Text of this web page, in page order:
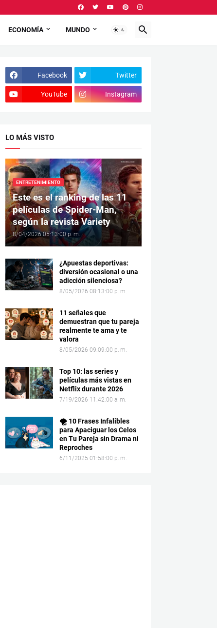
ECONOMÍA MUNDO
Facebook Twitter
YouTube Instagram
LO MÁS VISTO
ENTRETENIMIENTO
Este es el ranking de las 11
películas de Spider-Man,
según la revista Variety
8/04/2026 05:13:00 p. m.
¿Apuestas deportivas:
diversión ocasional o una
adicción silenciosa?
8/05/2026 08:13:00 p. m.
11 señales que
demuestran que tu pareja
realmente te ama y te
valora
8/05/2026 09:09:00 p. m.
Top 10: las series y
películas más vistas en
Netflix durante 2026
7/19/2026 11:42:00 a. m.
🌪️ 10 Frases Infalibles
para Apaciguar los Celos
en Tu Pareja sin Drama ni
Reproches
6/11/2025 01:58:00 p. m.